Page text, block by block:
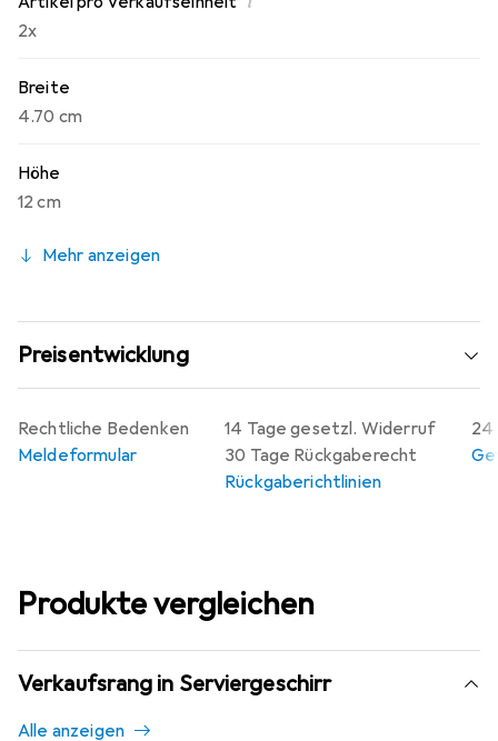
2x
Breite
4.70 cm
Höhe
12 cm
Mehr anzeigen
Preisentwicklung
14 Tage gesetzl. Widerruf
30 Tage Rückgaberecht
Rückgaberichtlinien
24
Rechtliche Bedenken
Meldeformular
Produkte vergleichen
Verkaufsrang in Serviergeschirr
Alle anzeigen